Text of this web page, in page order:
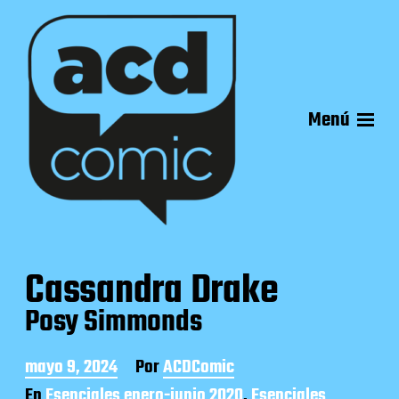
Menú
Cassandra Drake
Posy Simmonds
F
e
mayo 9, 2024 PorACDComic